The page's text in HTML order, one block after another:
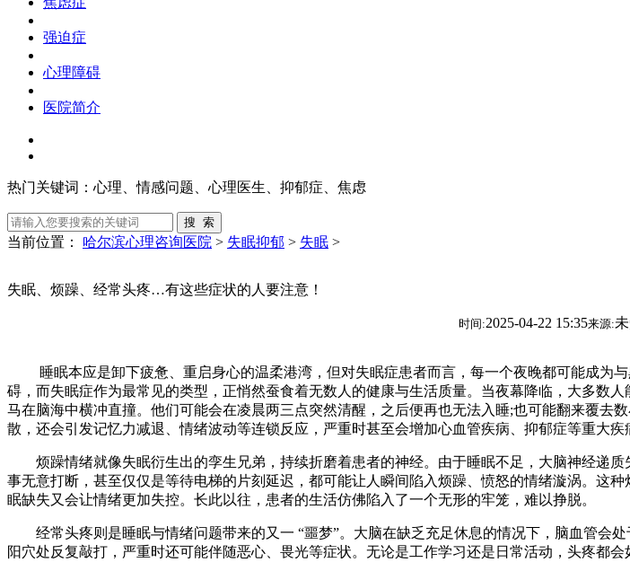
强迫症
心理障碍
医院简介
热门关键词： 心理、情感问题、心理医生、抑郁症、焦虑
当前位置： 哈尔滨心理咨询医院 > 失眠抑郁 > 失眠 >
失眠、烦躁、经常头疼…有这些症状的人要注意！
时间:2025-04-22 15:35来源:
睡眠本应是卸下疲惫、重启身心的温柔港湾，但对失眠症患者而言，每一个夜晚都可能成为
碍，而失眠症作为最常见的类型，正悄然蚕食着无数人的健康与生活质量。当夜幕降临，大多数
马在脑海中横冲直撞。他们可能会在凌晨两三点突然清醒，之后便再也无法入睡;也可能翻来覆
散，还会引发记忆力减退、情绪波动等连锁反应，严重时甚至会增加心血管疾病、抑郁症等重大疾
烦躁情绪就像失眠衍生出的孪生兄弟，持续折磨着患者的神经。由于睡眠不足，大脑神经递质
事无意打断，甚至仅仅是等待电梯的片刻延迟，都可能让人瞬间陷入烦躁、愤怒的情绪漩涡。
眠缺失又会让情绪更加失控。长此以往，患者的生活仿佛陷入了一个无形的牢笼，难以挣脱。
经常头疼则是睡眠与情绪问题带来的又一 “噩梦”。大脑在缺乏充足休息的情况下，脑血管会
阳穴处反复敲打，严重时还可能伴随恶心、畏光等症状。无论是工作学习还是日常活动，头疼都